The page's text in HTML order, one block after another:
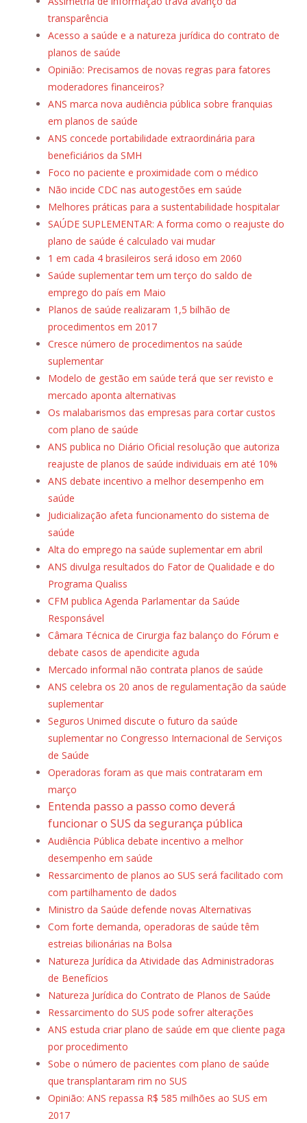
transparência
Acesso a saúde e a natureza jurídica do contrato de
planos de saúde
Opinião: Precisamos de novas regras para fatores
moderadores financeiros?
ANS marca nova audiência pública sobre franquias
em planos de saúde
ANS concede portabilidade extraordinária para
beneficiários da SMH
Foco no paciente e proximidade com o médico
Não incide CDC nas autogestões em saúde
Melhores práticas para a sustentabilidade hospitalar
SAÚDE SUPLEMENTAR: A forma como o reajuste do
plano de saúde é calculado vai mudar
1 em cada 4 brasileiros será idoso em 2060
Saúde suplementar tem um terço do saldo de
emprego do país em Maio
Planos de saúde realizaram 1,5 bilhão de
procedimentos em 2017
Cresce número de procedimentos na saúde
suplementar
Modelo de gestão em saúde terá que ser revisto e
mercado aponta alternativas
Os malabarismos das empresas para cortar custos
com plano de saúde
ANS publica no Diário Oficial resolução que autoriza
reajuste de planos de saúde individuais em até 10%
ANS debate incentivo a melhor desempenho em
saúde
Judicialização afeta funcionamento do sistema de
saúde
Alta do emprego na saúde suplementar em abril
ANS divulga resultados do Fator de Qualidade e do
Programa Qualiss
CFM publica Agenda Parlamentar da Saúde
Responsável
Câmara Técnica de Cirurgia faz balanço do Fórum e
debate casos de apendicite aguda
Mercado informal não contrata planos de saúde
ANS celebra os 20 anos de regulamentação da saúde
suplementar
Seguros Unimed discute o futuro da saúde
suplementar no Congresso Internacional de Serviços
de Saúde
Operadoras foram as que mais contrataram em
março
Entenda passo a passo como deverá
funcionar o SUS da segurança pública
Audiência Pública debate incentivo a melhor
desempenho em saúde
Ressarcimento de planos ao SUS será facilitado com
com partilhamento de dados
Ministro da Saúde defende novas Alternativas
Com forte demanda, operadoras de saúde têm
estreias bilionárias na Bolsa
Natureza Jurídica da Atividade das Administradoras
de Benefícios
Natureza Jurídica do Contrato de Planos de Saúde
Ressarcimento do SUS pode sofrer alterações
ANS estuda criar plano de saúde em que cliente paga
por procedimento
Sobe o número de pacientes com plano de saúde
que transplantaram rim no SUS
Opinião: ANS repassa R$ 585 milhões ao SUS em
2017